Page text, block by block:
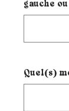
gauche
Quel(s)